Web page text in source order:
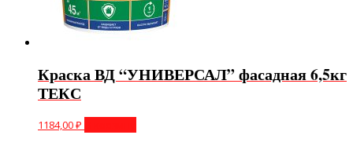
Краска ВД “УНИВЕРСАЛ” фасадная 6,5кг
ТЕКС
1184,00₽